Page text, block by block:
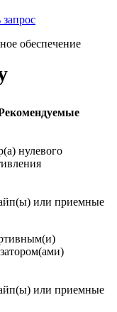
обеспечение
нулевого
или приемные
или приемные